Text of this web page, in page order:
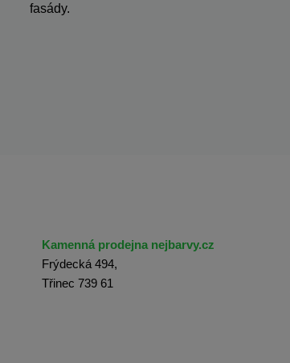
fasády.
Kamenná prodejna nejbarvy.cz
Frýdecká 494,
Třinec 739 61